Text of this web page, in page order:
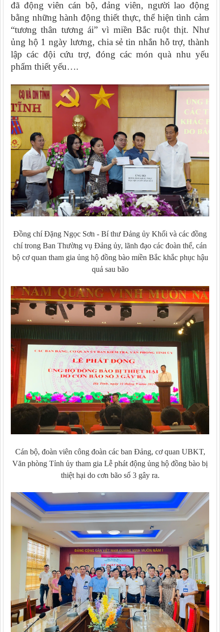
đã động viên cán bộ, đảng viên, người lao động
bằng những hành động thiết thực, thể hiện tình cảm
“tương thân tương ái” vì miền Bắc ruột thịt. Như
ủng hộ 1 ngày lương, chia sẻ tin nhắn hỗ trợ, thành
lập các đội cứu trợ, đóng các món quà nhu yếu
phẩm thiết yếu….
Đồng chí Đặng Ngọc Sơn - Bí thư Đảng ủy Khối và các đồng
chí trong Ban Thường vụ Đảng ủy, lãnh đạo các đoàn thể, cán
bộ cơ quan tham gia ủng hộ đồng bào miền Bắc khắc phục hậu
quả sau bão
Cán bộ, đoàn viên công đoàn các ban Đảng, cơ quan UBKT,
Văn phòng Tỉnh ủy tham gia Lễ phát động ủng hộ đồng bào bị
thiệt hại do cơn bão số 3 gây ra.